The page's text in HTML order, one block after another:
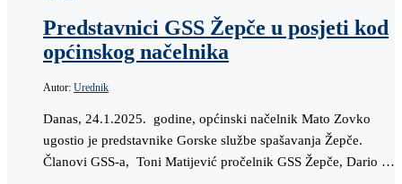
Predstavnici GSS Žepče u posjeti kod
općinskog načelnika
Autor: Urednik
Danas, 24.1.2025. godine, općinski načelnik Mato Zovko
ugostio je predstavnike Gorske službe spašavanja Žepče.
Članovi GSS-a, Toni Matijević pročelnik GSS Žepče, Dario …